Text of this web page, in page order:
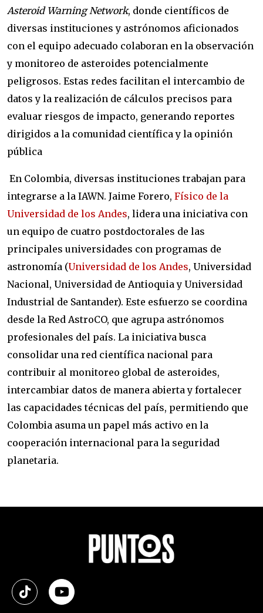
Asteroid Warning Network, donde científicos de
diversas instituciones y astrónomos aficionados
con el equipo adecuado colaboran en la observación
y monitoreo de asteroides potencialmente
peligrosos. Estas redes facilitan el intercambio de
datos y la realización de cálculos precisos para
evaluar riesgos de impacto, generando reportes
dirigidos a la comunidad científica y la opinión
pública
En Colombia, diversas instituciones trabajan para
integrarse a la IAWN. Jaime Forero, Físico de la
Universidad de los Andes, lidera una iniciativa con
un equipo de cuatro postdoctorales de las
principales universidades con programas de
astronomía (Universidad de los Andes, Universidad
Nacional, Universidad de Antioquia y Universidad
Industrial de Santander). Este esfuerzo se coordina
desde la Red AstroCO, que agrupa astrónomos
profesionales del país. La iniciativa busca
consolidar una red científica nacional para
contribuir al monitoreo global de asteroides,
intercambiar datos de manera abierta y fortalecer
las capacidades técnicas del país, permitiendo que
Colombia asuma un papel más activo en la
cooperación internacional para la seguridad
planetaria.